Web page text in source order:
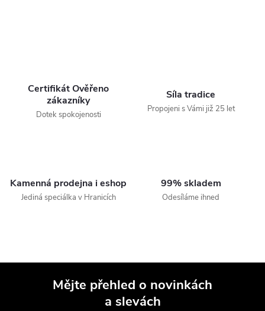
Certifikát Ověřeno
zákazníky
Dotek spokojenosti
Síla tradice
Propojeni s Vámi již 25 let
Kamenná prodejna i eshop
Jediná speciálka v Hranicích
99% skladem
Odesíláme ihned
Mějte přehled o novinkách
a slevách